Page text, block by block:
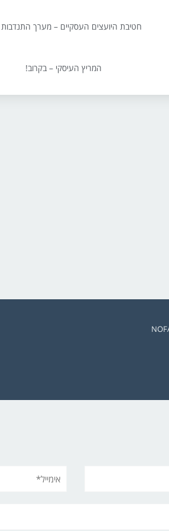
חטיבת היועצים העסקיים – מערך התנדבות
המריץ העיסקי – בקרוב!